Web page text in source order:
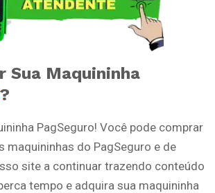
Sua Maquininha
?
PagSeguro! Você pode comprar
maquininhas do PagSeguro e de
site a continuar trazendo conteúdo
tempo e adquira sua maquininha